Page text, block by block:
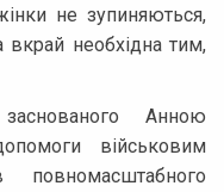
не зупиняються,
необхідна тим,
Анною
військовим